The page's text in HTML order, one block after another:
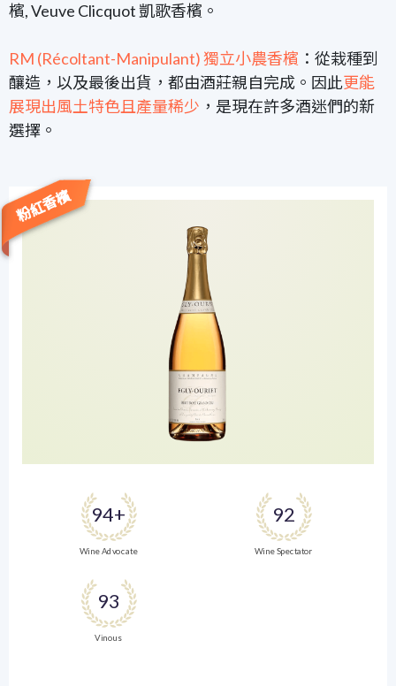
檳, Veuve Clicquot 凱歌香檳。
RM (Récoltant-Manipulant) 獨立小農香檳 ：從栽種到
釀造，以及最後出貨，都由酒莊親自完成。因此更能
展現出風土特色且產量稀少 ，是現在許多酒迷們的新
選擇。
粉紅香檳
94+
Wine Advocate
92
Wine Spectator
93
Vinous